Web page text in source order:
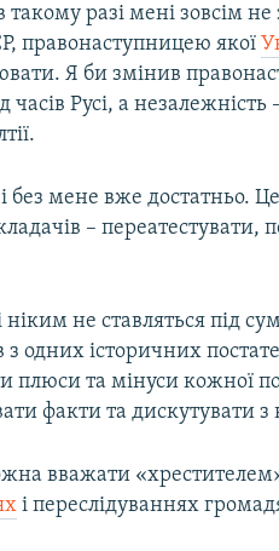
разі мені зовсім не
правонаступницею якої
Я би змінив
Русі, а незалежність
без мене вже достатньо.
– переатестувати,
ніким не ставляться під
одних історичних
плюси та мінуси кожної
факти та дискутувати
вважати «хрестителем»
і переслідуваннях